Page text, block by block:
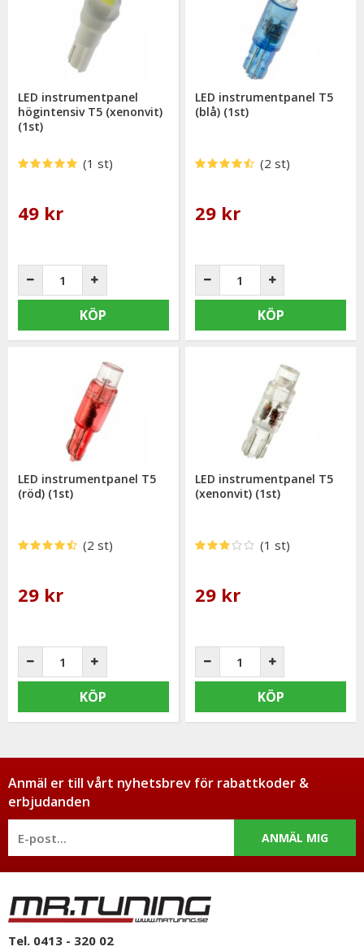
LED instrumentpanel
högintensiv T5 (xenonvit)
(1st)
(1 st)
49 kr
KÖP
LED instrumentpanel T5
(blå) (1st)
(2 st)
29 kr
KÖP
LED instrumentpanel T5
(röd) (1st)
(2 st)
29 kr
KÖP
LED instrumentpanel T5
(xenonvit) (1st)
(1 st)
29 kr
KÖP
Anmäl er till vårt nyhetsbrev för rabattkoder &
erbjudanden
ANMÄL MIG
Tel. 0413 - 320 02